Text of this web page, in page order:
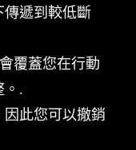
傳遞到較低斷
覆蓋您在行動
。.
此您可以撤銷